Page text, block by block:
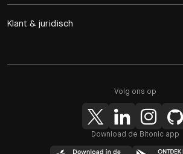
Klant & juridisch
Volg ons op
Download de Bitonic app